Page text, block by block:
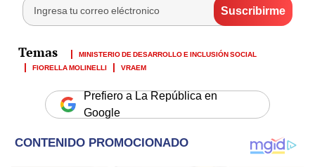
MINISTERIO DE DESARROLLO E INCLUSIÓN SOCIAL
FIORELLA MOLINELLI
VRAEM
Prefiero a La República en
Google